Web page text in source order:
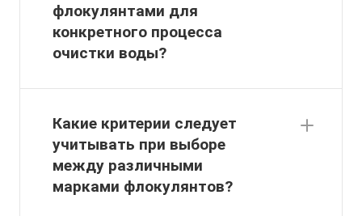
флокулянтами для
конкретного процесса
очистки воды?
Какие критерии следует
учитывать при выборе
между различными
марками флокулянтов?